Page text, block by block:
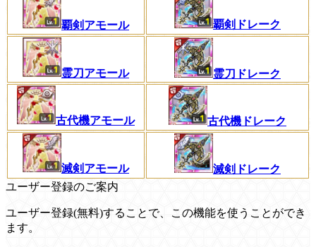
覇剣アモール 覇剣ドレーク
霊刀アモール 霊刀ドレーク
古代機アモール 古代機ドレーク
滅剣アモール
滅剣ドレーク
ユーザー登録のご案内
ユーザー登録(無料)することで、この機能を使うことができ
ます。